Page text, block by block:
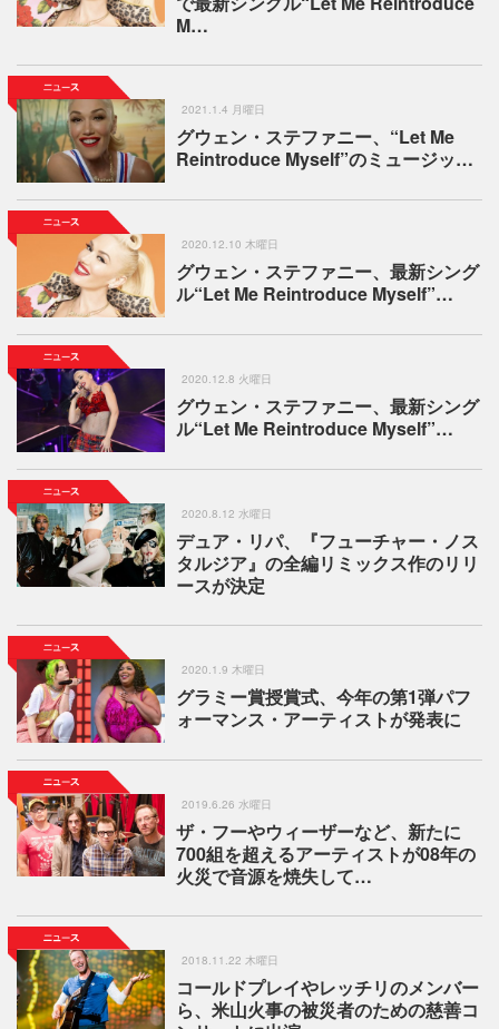
M…
2021.1.4 月曜日
グウェン・ステファニー、“Let Me
Reintroduce Myself”のミュージッ…
2020.12.10 木曜日
グウェン・ステファニー、最新シング
ル“Let Me Reintroduce Myself”…
2020.12.8 火曜日
グウェン・ステファニー、最新シング
ル“Let Me Reintroduce Myself”…
2020.8.12 水曜日
デュア・リパ、『フューチャー・ノス
タルジア』の全編リミックス作のリリ
ースが決定
2020.1.9 木曜日
グラミー賞授賞式、今年の第1弾パフ
ォーマンス・アーティストが発表に
2019.6.26 水曜日
ザ・フーやウィーザーなど、新たに
700組を超えるアーティストが08年の
火災で音源を焼失して…
2018.11.22 木曜日
コールドプレイやレッチリのメンバー
ら、米山火事の被災者のための慈善コ